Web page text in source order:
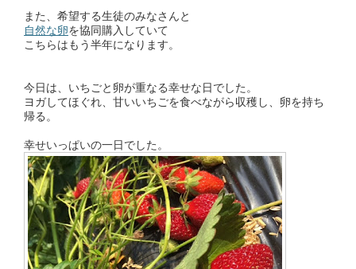
また、希望する生徒のみなさんと
自然な卵を協同購入していて
こちらはもう半年になります。
今日は、いちごと卵が重なる幸せな日でした。
ヨガしてほぐれ、甘いいちごを食べながら収穫し、卵を持ち
帰る。
幸せいっぱいの一日でした。